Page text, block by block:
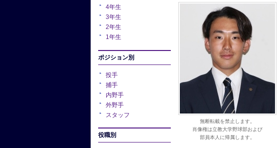
4年生
3年生
2年生
1年生
ポジション別
投手
捕手
内野手
外野手
スタッフ
役職別
無断転載を禁止します。
肖像権は立教大学野球部および
部員本人に帰属します。